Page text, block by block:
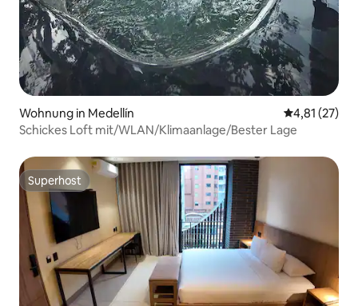
Wohnung in Medellín
4,81 (27)
Schickes Loft mit/WLAN/Klimaanlage/Bester Lage
Superhost
Superhost